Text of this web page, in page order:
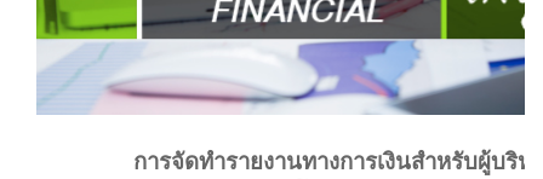
การจัดทำรายงานทางการเงินสำหรับผู้บริห